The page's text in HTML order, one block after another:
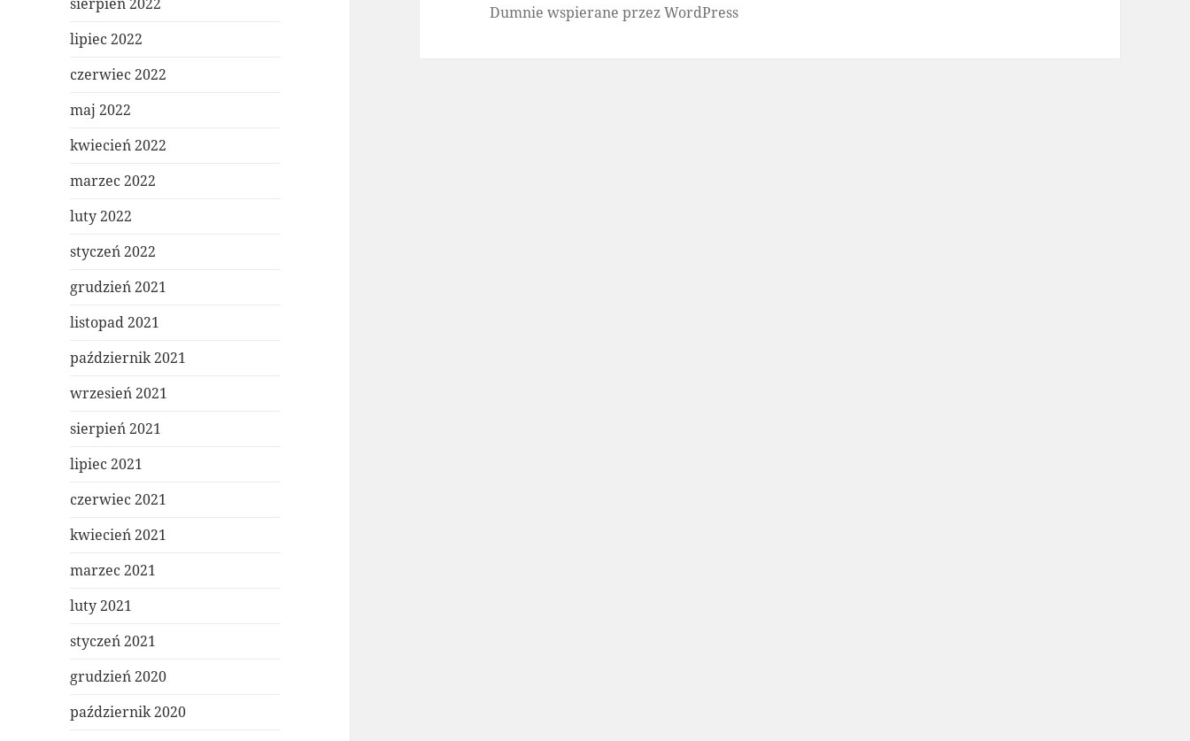
lipiec 2022
czerwiec 2022
maj 2022
kwiecień 2022
marzec 2022
luty 2022
styczeń 2022
grudzień 2021
listopad 2021
październik 2021
wrzesień 2021
sierpień 2021
lipiec 2021
czerwiec 2021
kwiecień 2021
marzec 2021
luty 2021
styczeń 2021
grudzień 2020
październik 2020
Dumnie wspierane przez WordPress